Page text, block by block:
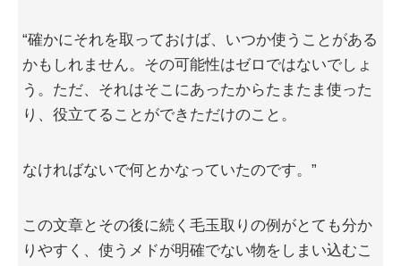
“確かにそれを取っておけば、いつか使うことがある
かもしれません。その可能性はゼロではないでしょ
う。ただ、それはそこにあったからたまたま使った
り、役立てることができただけのこと。
なければないで何とかなっていたのです。”
この文章とその後に続く毛玉取りの例がとても分か
りやすく、使うメドが明確でない物をしまい込むこ